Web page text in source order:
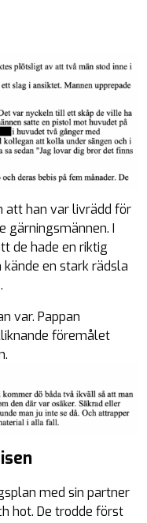
att han var livrädd för
gärningsmännen. I
de hade en riktig
en stark rädsla
var. Pappan
föremålet
med sin partner
hot. De trodde först